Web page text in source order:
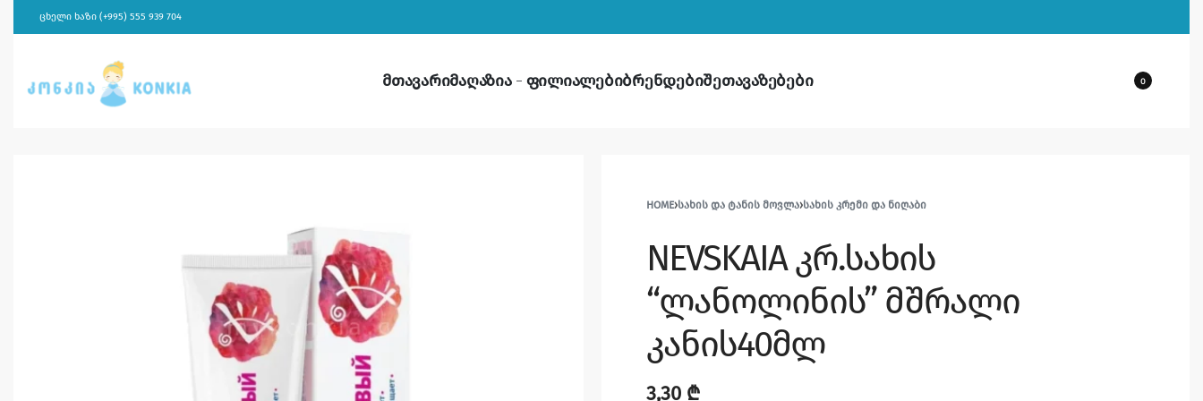
ცხელი ხაზი (+995) 555 939 704
მთავარიმაღაზია ფილიალებიბრენდებიშეთავაზებები 0
HOME›ᲡᲐᲮᲘᲡ ᲓᲐ ᲢᲐᲜᲘᲡ ᲛᲝᲕᲚᲐ›ᲡᲐᲮᲘᲡ ᲙᲠᲔᲛᲘ ᲓᲐ ᲜᲘᲦᲐᲑᲘ
NEVSKAIA კრ.სახის
“ლანოლინის” მშრალი
კანის40მლ
3,30 ₾